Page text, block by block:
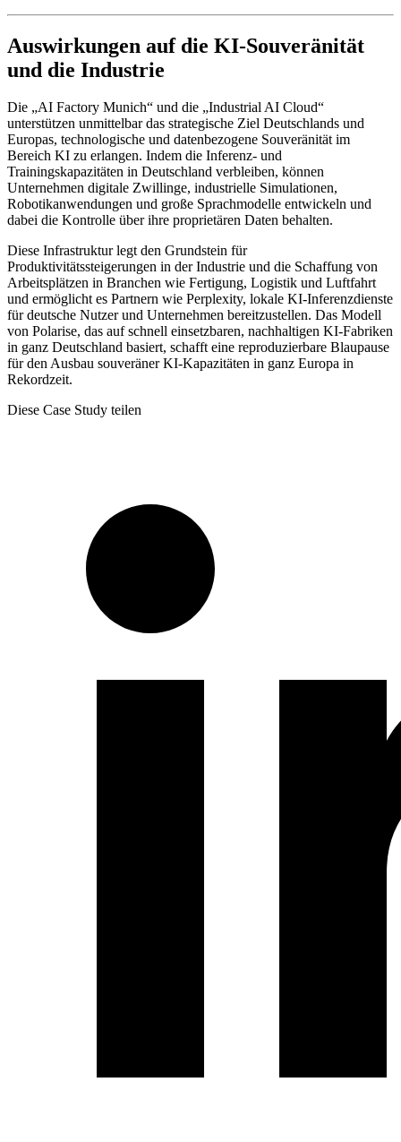
Auswirkungen auf die KI-Souveränität
und die Industrie
Die „AI Factory Munich“ und die „Industrial AI Cloud“
unterstützen unmittelbar das strategische Ziel Deutschlands und
Europas, technologische und datenbezogene Souveränität im
Bereich KI zu erlangen. Indem die Inferenz- und
Trainingskapazitäten in Deutschland verbleiben, können
Unternehmen digitale Zwillinge, industrielle Simulationen,
Robotikanwendungen und große Sprachmodelle entwickeln und
dabei die Kontrolle über ihre proprietären Daten behalten.
Diese Infrastruktur legt den Grundstein für
Produktivitätssteigerungen in der Industrie und die Schaffung von
Arbeitsplätzen in Branchen wie Fertigung, Logistik und Luftfahrt
und ermöglicht es Partnern wie Perplexity, lokale KI-Inferenzdienste
für deutsche Nutzer und Unternehmen bereitzustellen. Das Modell
von Polarise, das auf schnell einsetzbaren, nachhaltigen KI-Fabriken
in ganz Deutschland basiert, schafft eine reproduzierbare Blaupause
für den Ausbau souveräner KI-Kapazitäten in ganz Europa in
Rekordzeit.
Diese Case Study teilen